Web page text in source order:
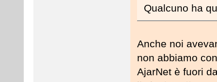
Qualcuno ha
Anche noi
non abbiamo
AjarNet è fuori